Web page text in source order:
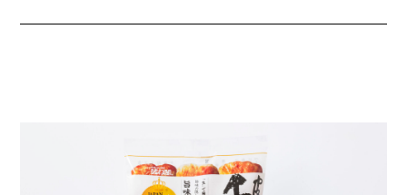
直営店
採用情報
リニューアル中